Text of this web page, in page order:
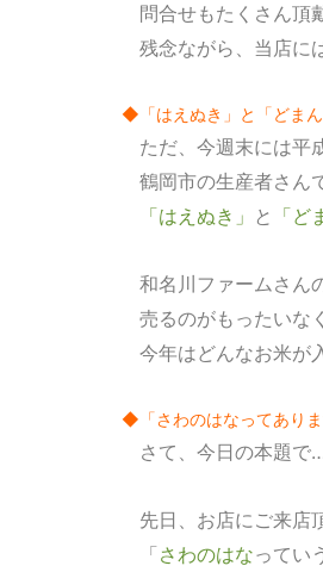
問合せもたくさん頂
残念ながら、当店に
◆「はえぬき」と「どま
ただ、今週末には平
鶴岡市の生産者さん
「はえぬき」 と 「ど
和名川ファームさん
売るのがもったいな
今年はどんなお米が
◆「さわのはなってありま
さて、今日の本題で
先日、お店にご来店
「さわのはなってい